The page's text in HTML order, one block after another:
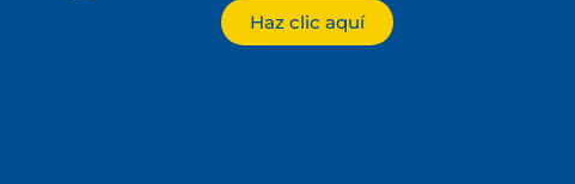
Haz clic aquí